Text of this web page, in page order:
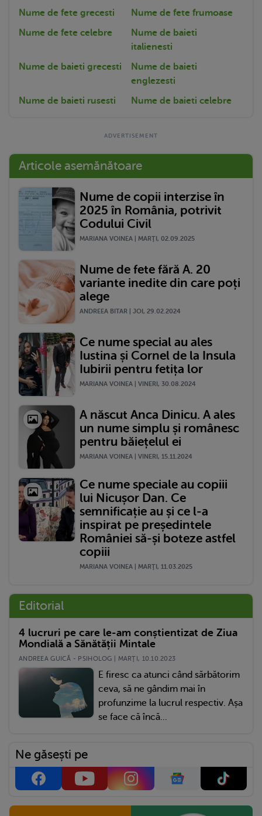
Nume de fete grecesti
Nume de fete frumoase
Nume de fete celebre
Nume de baieti
italienesti
Nume de baieti grecesti
Nume de baieti
englezesti
Nume de baieti rusesti
Nume de baieti celebre
Articole asemănătoare
Nume de copii interzise în
2025 în România, potrivit
Codului Civil
MARIANA VOINEA | MARŢI, 02.09.2025
Nume de fete fără A. 20
variante inedite din care poți
alege
ANDREEA BITAR | JOI, 29.02.2024
Ce nume special au ales
Iustina și Cornel de la Insula
Iubirii pentru fetița lor
MARIANA VOINEA | VINERI, 30.08.2024
A născut Anca Dinicu. A ales
un nume simplu și românesc
pentru băiețelul ei
MARIANA VOINEA | VINERI, 15.11.2024
Ce nume speciale au copiii
lui Nicușor Dan. Ce
semnificație au și ce l-a
inspirat pe președintele
României să-și boteze astfel
copiii
MARIANA VOINEA | MARŢI, 11.03.2025
Editorial
4 lucruri pe care le-am conștientizat de Ziua
Mondială a Sănătății Mintale
ANDREEA GUICĂ - PSIHOLOG | MARŢI, 10.10.2023
E firesc ca atunci când sărbătorim
ceva, să ne gândim mai în
profunzime la lucrul respectiv. Așa
se face că încă...
Ne găsești pe